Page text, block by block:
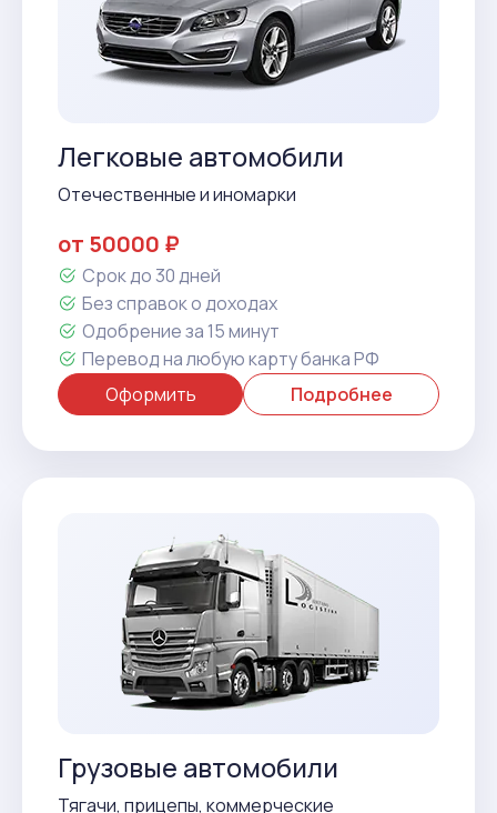
Легковые автомобили
Отечественные и иномарки
от 50000 ₽
Срок до 30 дней
Без справок о доходах
Одобрение за 15 минут
Перевод на любую карту банка РФ
Оформить
Подробнее
Грузовые автомобили
Тягачи, прицепы, коммерческие